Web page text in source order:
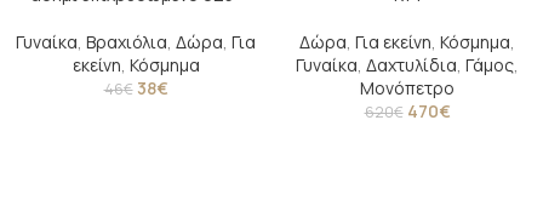
Γυναίκα, Βραχιόλια, Δώρα, Για
εκείνη, Κόσμημα
46€ 38€
Δώρα, Για εκείνη, Κόσμημα,
Γυναίκα, Δαχτυλίδια, Γάμος,
Μονόπετρο
620€ 470€